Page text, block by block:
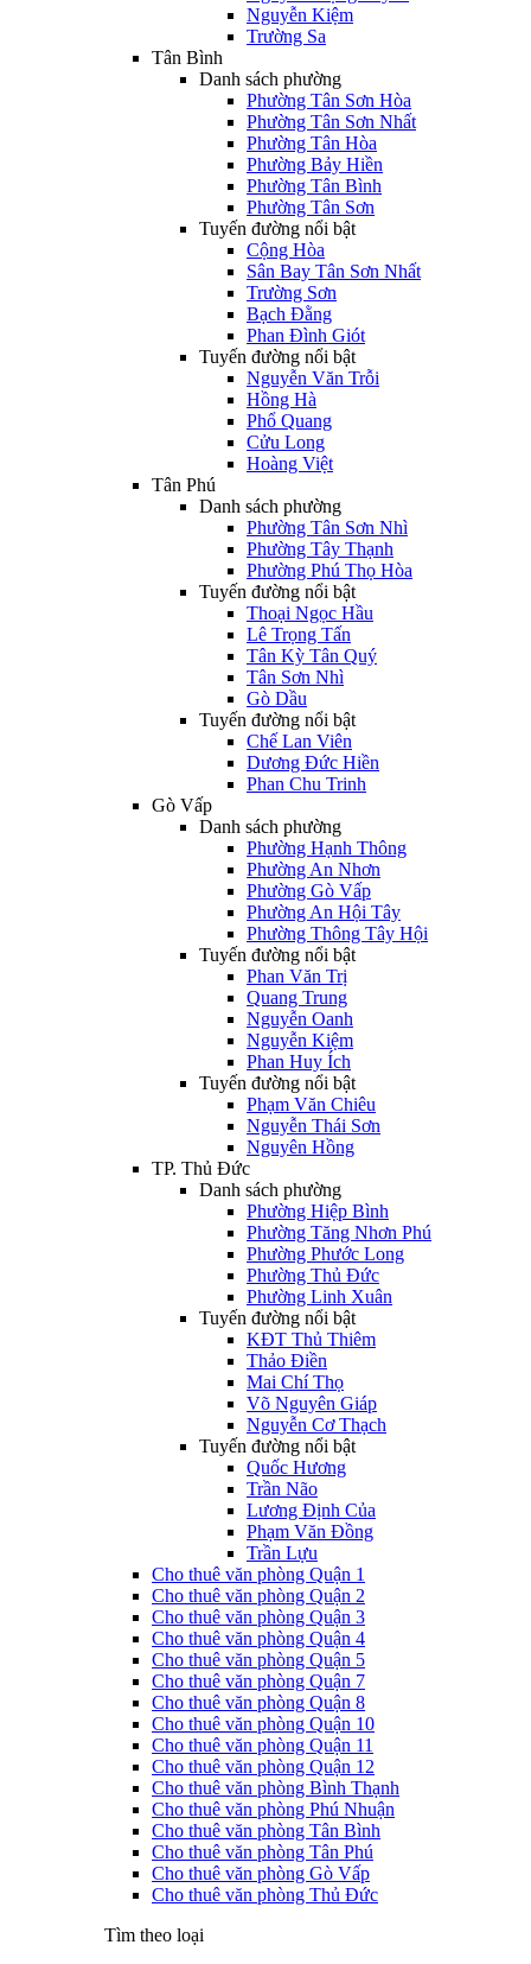
Nguyễn Kiệm
Trường Sa
Tân Bình
Danh sách phường
Phường Tân Sơn Hòa
Phường Tân Sơn Nhất
Phường Tân Hòa
Phường Bảy Hiền
Phường Tân Bình
Phường Tân Sơn
Tuyến đường nổi bật
Cộng Hòa
Sân Bay Tân Sơn Nhất
Trường Sơn
Bạch Đằng
Phan Đình Giót
Tuyến đường nổi bật
Nguyễn Văn Trỗi
Hồng Hà
Phổ Quang
Cửu Long
Hoàng Việt
Tân Phú
Danh sách phường
Phường Tân Sơn Nhì
Phường Tây Thạnh
Phường Phú Thọ Hòa
Tuyến đường nổi bật
Thoại Ngọc Hầu
Lê Trọng Tấn
Tân Kỳ Tân Quý
Tân Sơn Nhì
Gò Dầu
Tuyến đường nổi bật
Chế Lan Viên
Dương Đức Hiền
Phan Chu Trinh
Gò Vấp
Danh sách phường
Phường Hạnh Thông
Phường An Nhơn
Phường Gò Vấp
Phường An Hội Tây
Phường Thông Tây Hội
Tuyến đường nổi bật
Phan Văn Trị
Quang Trung
Nguyễn Oanh
Nguyễn Kiệm
Phan Huy Ích
Tuyến đường nổi bật
Phạm Văn Chiêu
Nguyễn Thái Sơn
Nguyên Hồng
TP. Thủ Đức
Danh sách phường
Phường Hiệp Bình
Phường Tăng Nhơn Phú
Phường Phước Long
Phường Thủ Đức
Phường Linh Xuân
Tuyến đường nổi bật
KĐT Thủ Thiêm
Thảo Điền
Mai Chí Thọ
Võ Nguyên Giáp
Nguyễn Cơ Thạch
Tuyến đường nổi bật
Quốc Hương
Trần Não
Lương Định Của
Phạm Văn Đồng
Trần Lựu
Cho thuê văn phòng Quận 1
Cho thuê văn phòng Quận 2
Cho thuê văn phòng Quận 3
Cho thuê văn phòng Quận 4
Cho thuê văn phòng Quận 5
Cho thuê văn phòng Quận 7
Cho thuê văn phòng Quận 8
Cho thuê văn phòng Quận 10
Cho thuê văn phòng Quận 11
Cho thuê văn phòng Quận 12
Cho thuê văn phòng Bình Thạnh
Cho thuê văn phòng Phú Nhuận
Cho thuê văn phòng Tân Bình
Cho thuê văn phòng Tân Phú
Cho thuê văn phòng Gò Vấp
Cho thuê văn phòng Thủ Đức
Tìm theo loại